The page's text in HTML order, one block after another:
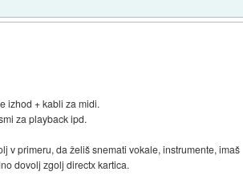
izhod + kabli za midi.
za playback ipd.
v primeru, da želiš snemati vokale, instrumente, imaš
dovolj zgolj directx kartica.